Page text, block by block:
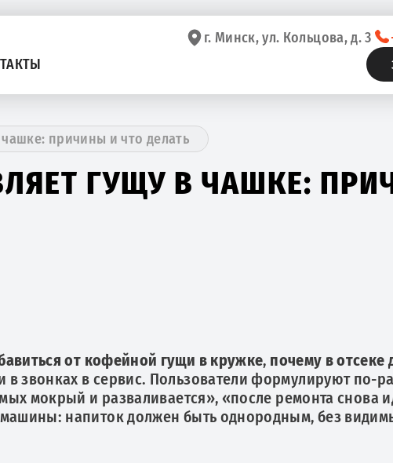
г. Минск, ул. Кольцова, д. 3
причины и что делать
ГУЩУ В ЧАШКЕ:
от кофейной гущи в кружке, почему в
в звонках в сервис. Пользователи формулируют по-
мокрый и разваливается», «после ремонта снова
напиток должен быть однородным, без